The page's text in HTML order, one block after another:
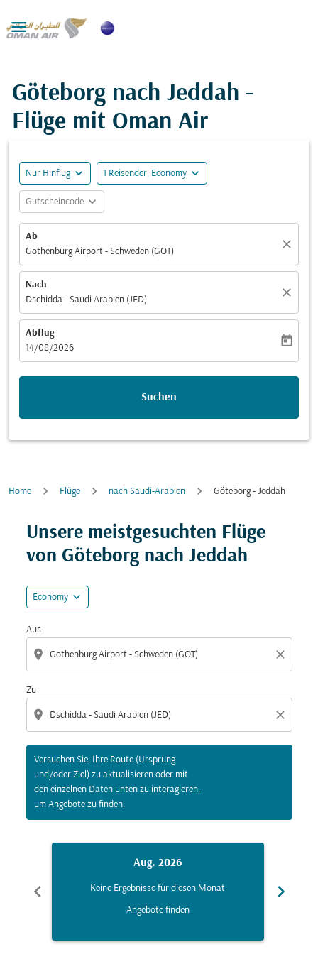

Göteborg nach Jeddah -
Flüge mit Oman Air
Nur Hinflug expand_more 1 Reisender, Economy expand_more
Gutscheincode expand_more
Ab
Gothenburg Airport - Schweden (GOT)
close
Nach
Dschidda - Saudi Arabien (JED)
close
Abflug
fc-booking-departure-date-aria-label
14/08/2026
today
Suchen
Home Flüge nach Saudi-Arabien Göteborg - Jeddah
Unsere meistgesuchten Flüge
von Göteborg nach Jeddah
Economy expand_more
Aus
location_on close
Zu
location_on close
Versuchen Sie, Ihre Route (Ursprung
und/oder Ziel) zu aktualisieren oder mit
den einzelnen Daten unten zu interagieren,
um Angebote zu finden.
Versuchen Sie, Ihre Route (Ursprung und/oder Ziel)
chevron_left
Aug. 2026
Keine Ergebnisse für diesen Monat
Angebote finden
chevron_right